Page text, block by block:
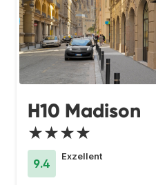
H10 Madison
★★★★
9.4
Exzellent